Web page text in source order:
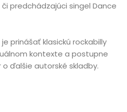
predchádzajúci singel Dance
prinášať klasickú rockabilly
kontexte a postupne
ďalšie autorské skladby.